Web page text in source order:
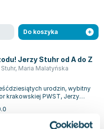
Do koszyka
Jerzy Stuhr od A do Z
, Maria Malatyńska
urodzin, wybitny
krakowskiej PWST, Jerzy
się...